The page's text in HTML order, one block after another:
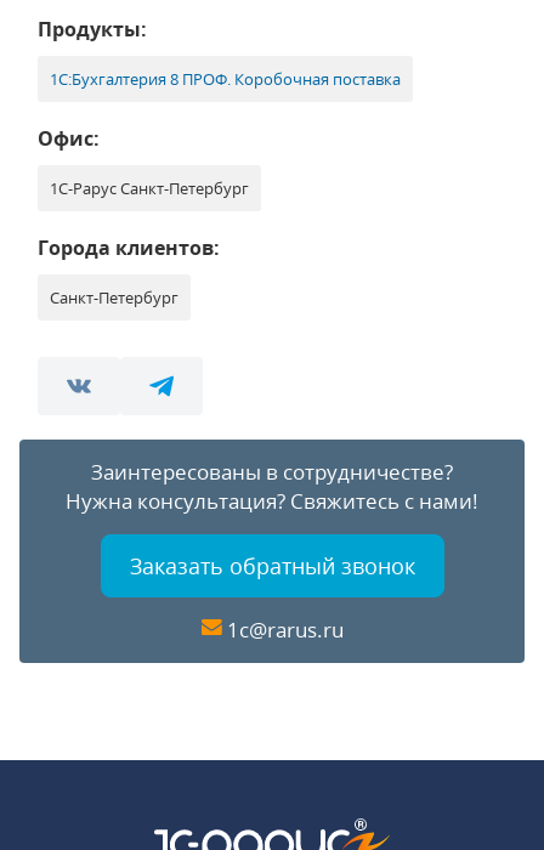
Продукты:
1С:Бухгалтерия 8 ПРОФ. Коробочная поставка
Офис:
1С-Рарус Санкт-Петербург
Города клиентов:
Санкт-Петербург
Заинтересованы в сотрудничестве?
Нужна консультация? Свяжитесь с нами!
Заказать обратный звонок
1c@rarus.ru